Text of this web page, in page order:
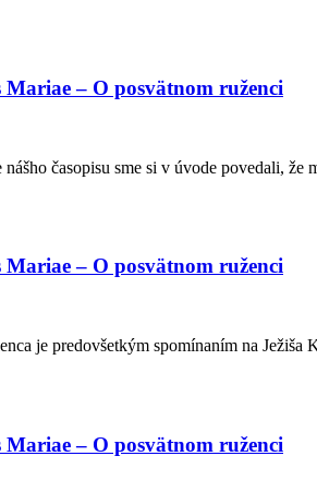
– O posvätnom ruženci
časopisu sme si v úvode povedali,
– O posvätnom ruženci
je predovšetkým spomínaním na
– O posvätnom ruženci